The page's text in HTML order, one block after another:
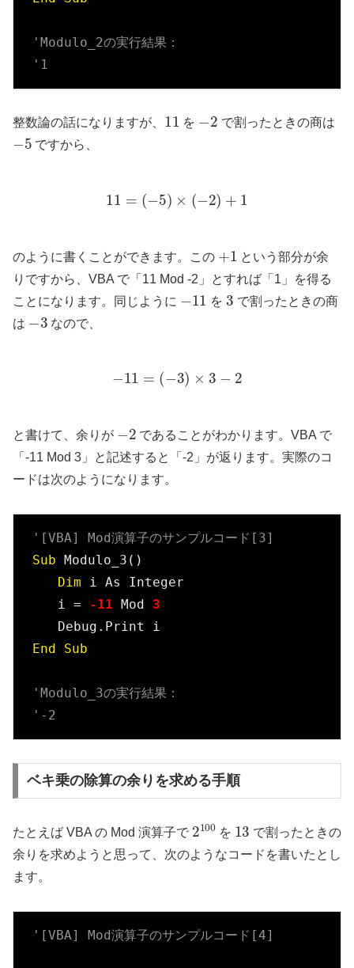
'Modulo_2の実行結果：
'1
整数論の話になりますが、
11
を
2
で割ったときの商は
5
ですから、
= −5 × − )+
のように書くことができます。この
1
という部分が余
りですから、VBA で「11 Mod -2」とすれば「1」を得る
ことになります。同じように
11
を
3
で割ったときの商
は
3
なので、
− = 3) × 3 −
と書けて、余りが
2
であることがわかります。VBA で
「-11 Mod 3」と記述すると「-2」が返ります。実際のコ
ードは次のようになります。
'[VBA] Mod演算子のサンプルコード[3]
Sub Modulo_3()
Dim i As Integer
i =
-11 Mod 3
End
Sub
'Modulo_3の実行結果：
'-2
ベキ乗の除算の余りを求める手順
たとえば VBA の Mod 演算子で
2100
を
13
で割ったときの
余りを求めようと思って、次のようなコードを書いたとし
ます。
'[VBA] Mod演算子のサンプルコード[4]